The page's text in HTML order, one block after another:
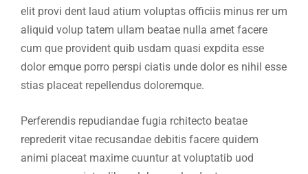
elit provi dent laud atium voluptas officiis minus rer um
aliquid volup tatem ullam beatae nulla amet facere
cum que provident quib usdam quasi expdita esse
dolor emque porro perspi ciatis unde dolor es nihil esse
stias placeat repellendus doloremque.
Perferendis repudiandae fugia rchitecto beatae
reprederit vitae recusandae debitis facere quidem
animi placeat maxime cuuntur at voluptatib uod